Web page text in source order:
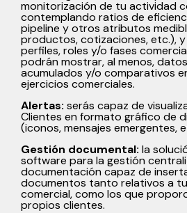
monitorización de tu actividad
contemplando ratios de
pipeline y otros atributos
productos, cotizaciones, etc.), y
perfiles, roles y/o fases
podrán mostrar, al menos,
acumulados y/o comparativos
ejercicios comerciales.
Alertas: serás capaz de
Clientes en formato gráfico de
(iconos, mensajes emergentes,
Gestión documental: la
software para la gestión
documentación capaz de
documentos tanto relativos a
comercial, como los que
propios clientes.